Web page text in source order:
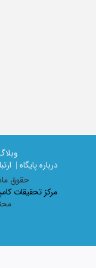
درباره پایگاه |
حقوق
مرکز تحقیقات